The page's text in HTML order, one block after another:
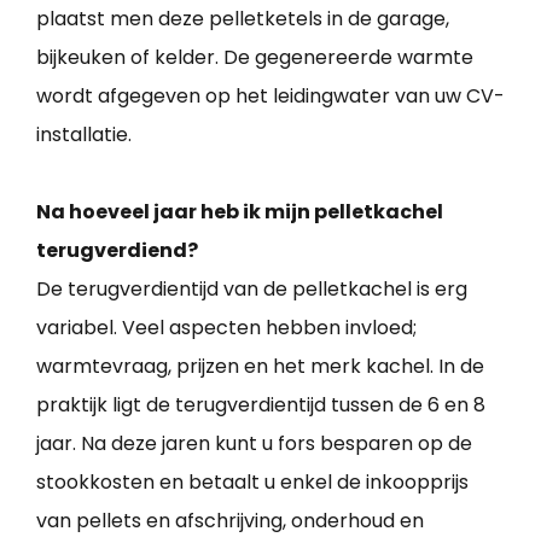
plaatst men deze pelletketels in de garage,
bijkeuken of kelder. De gegenereerde warmte
wordt afgegeven op het leidingwater van uw CV-
installatie.
Na hoeveel jaar heb ik mijn pelletkachel
terugverdiend?
De terugverdientijd van de pelletkachel is erg
variabel. Veel aspecten hebben invloed;
warmtevraag, prijzen en het merk kachel. In de
praktijk ligt de terugverdientijd tussen de 6 en 8
jaar. Na deze jaren kunt u fors besparen op de
stookkosten en betaalt u enkel de inkoopprijs
van pellets en afschrijving, onderhoud en